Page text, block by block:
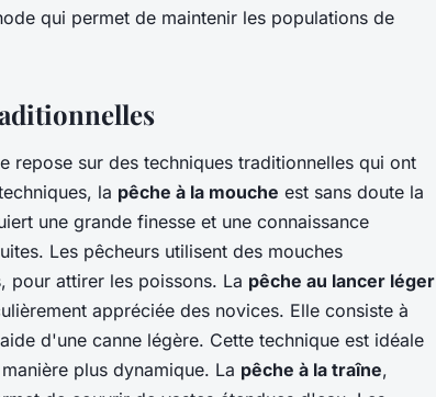
qui permet de maintenir les populations de
repose sur des techniques traditionnelles qui ont
la pêche à la mouche est sans doute la
une grande finesse et une connaissance
Les pêcheurs utilisent des mouches
pour attirer les poissons. La pêche au lancer léger
appréciée des novices. Elle consiste à
d'une canne légère. Cette technique est idéale
plus dynamique. La pêche à la traîne,